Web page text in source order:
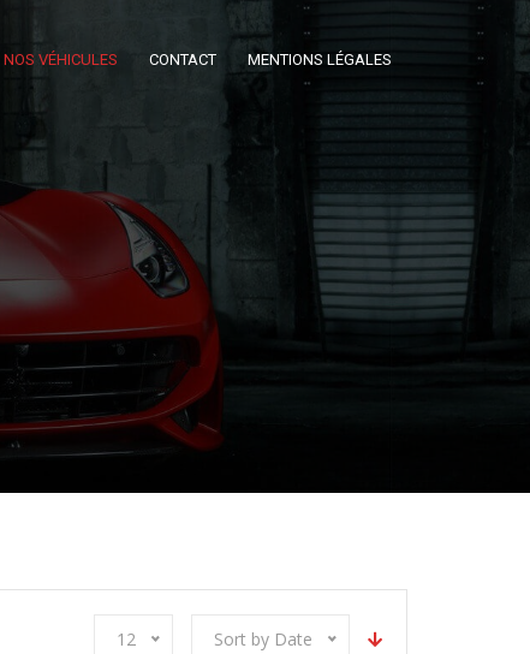
NOS VÉHICULES CONTACT MENTIONS LÉGALES
12 Sort by Date